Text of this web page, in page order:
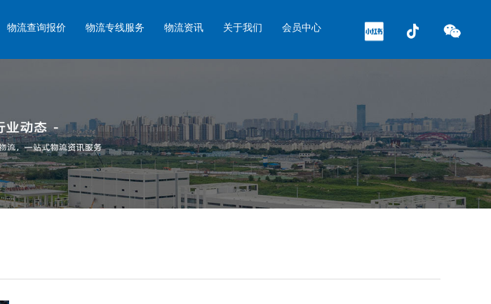
物流查询报价 物流专线服务 物流资讯 关于我们 会员中心